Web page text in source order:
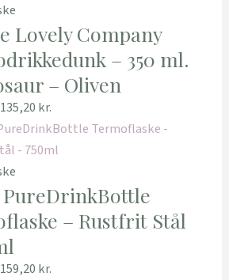
Lovely Company
– 350 ml.
– Oliven
135,20 kr.
– Rustfrit Stål
159,20 kr.